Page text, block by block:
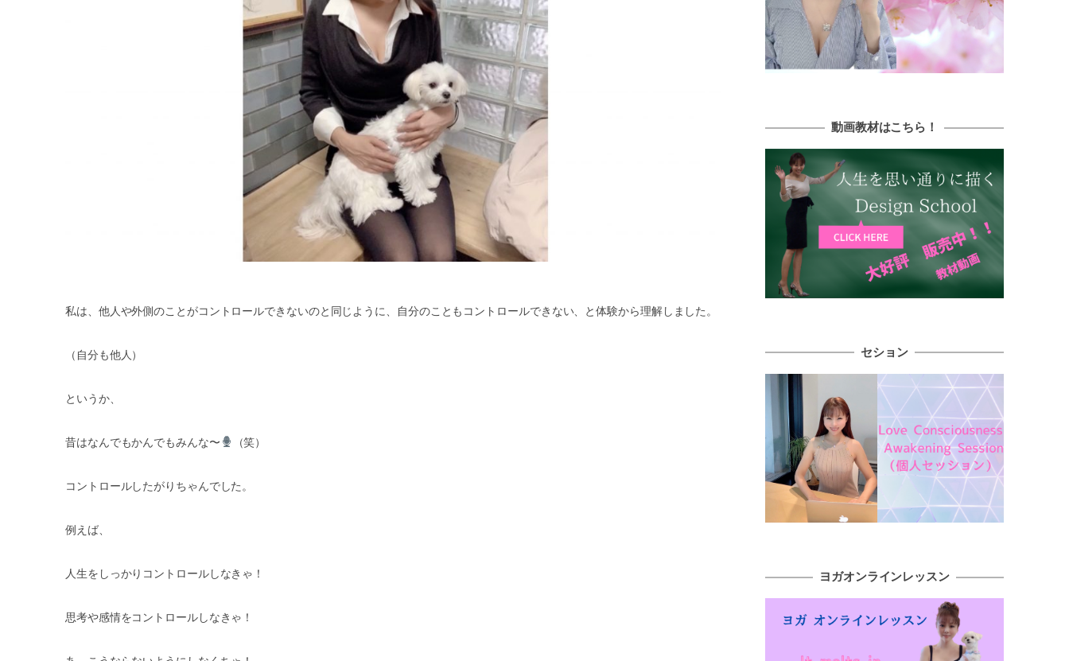
私は、他人や外側のことがコントロールできないのと同じように、自分のこともコントロールできない、と体験から理解しました。
（自分も他人）
というか、
昔はなんでもかんでもみんな〜 （笑）
コントロールしたがりちゃんでした。
例えば、
人生をしっかりコントロールしなきゃ！
思考や感情をコントロールしなきゃ！
動画教材はこちら！
セション
ヨガオンラインレッスン